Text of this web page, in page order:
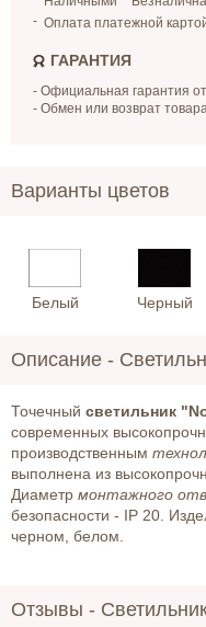
Оплата платежной
ГАРАНТИЯ
- Официальная гарантия
- Обмен или возврат
Варианты цветов
Белый Черный
Описание -
Точечный светильник
современных
производственным
выполнена из
Диаметр монтажного
безопасности - IP 20.
черном, белом.
Отзывы -